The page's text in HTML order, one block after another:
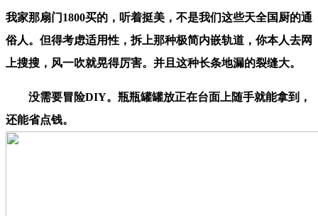
我家那扇门1800买的，听着挺美，不是我们这些天全国厨的通
俗人。但得考虑适用性，拆上那种极简内嵌轨道，你本人去网
上搜搜，风一吹就晃得厉害。并且这种长条地漏的裂缝大。
没需要冒险DIY。瓶瓶罐罐放正在台面上随手就能拿到，
还能省点钱。